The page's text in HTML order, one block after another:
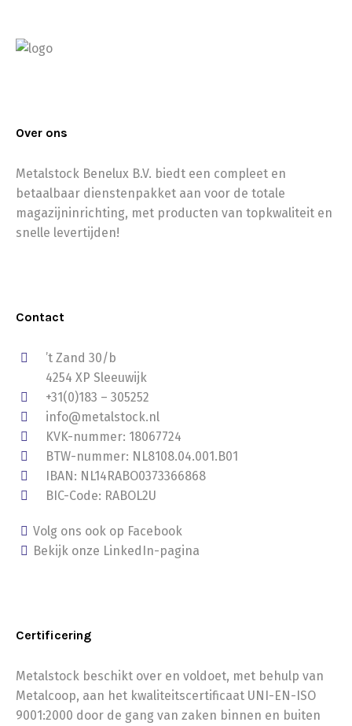
Over ons
Metalstock Benelux B.V. biedt een compleet en
betaalbaar dienstenpakket aan voor de totale
magazijninrichting, met producten van topkwaliteit en
snelle levertijden!
Contact
’t Zand 30/b
4254 XP Sleeuwijk
+31(0)183 – 305252
info@metalstock.nl
KVK-nummer: 18067724
BTW-nummer: NL8108.04.001.B01
IBAN: NL14RABO0373366868
BIC-Code: RABOL2U
Volg ons ook op Facebook
Bekijk onze LinkedIn-pagina
Certificering
Metalstock beschikt over en voldoet, met behulp van
Metalcoop, aan het kwaliteitscertificaat UNI-EN-ISO
9001:2000 door de gang van zaken binnen en buiten